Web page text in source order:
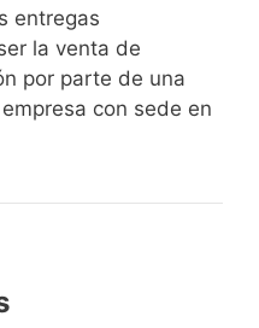
entregas
la venta de
por parte de una
con sede en